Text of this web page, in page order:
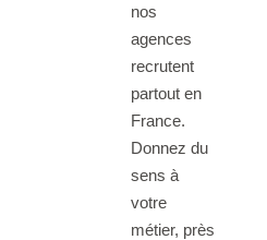
nos
agences
recrutent
partout en
France.
Donnez du
sens à
votre
métier, près